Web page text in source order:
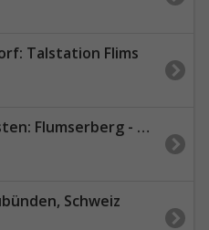
Talstation Flims
Flumserberg - Prodalp
Schweiz